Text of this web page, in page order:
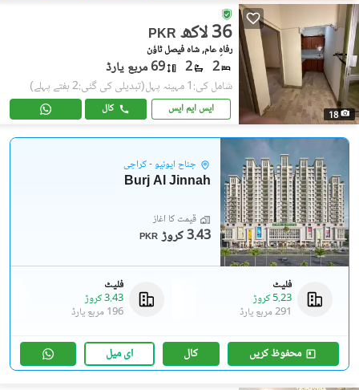
18
PKR 36 لاکھ
رفاہِ عام, شاہ فیصل ٹاؤن
2
2 69 مربع یارڈ
شامل کی:1 مہینہ پہل (تبدیلی کی گئی:2 ہفتے پہلے)
ایس ایم ایس کال
جناح ایونیو - کراچی
Burj Al Jinnah
قیمت کا آغاز
PKR 3.43 کروڑ
فلیٹ
5.23 کروڑ
291 مربع یارڈ
فلیٹ
3.43 کروڑ
196 مربع یارڈ
محفوظ کریں کال ای میل